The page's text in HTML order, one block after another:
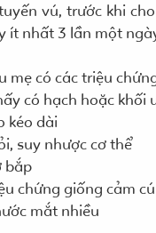
vú, trước khi
ít nhất 3 lần một
mẹ có các triệu
có hạch hoặc khối
kéo dài
suy nhược cơ thể
bắp
chứng giống cảm
mắt nhiều